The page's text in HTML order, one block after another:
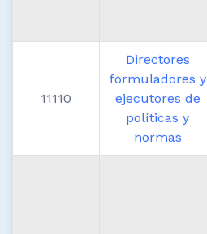
11110
Directores
formuladores y
ejecutores de
políticas y
normas